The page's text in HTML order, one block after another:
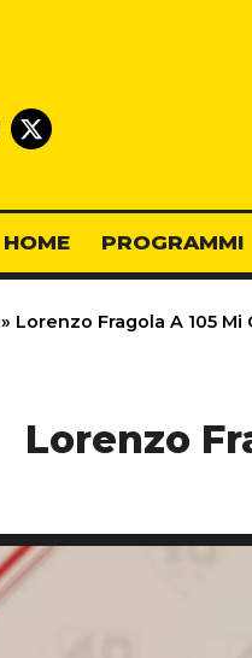
HOME PROGRAMMI
» Lorenzo Fragola A 105
Lorenzo